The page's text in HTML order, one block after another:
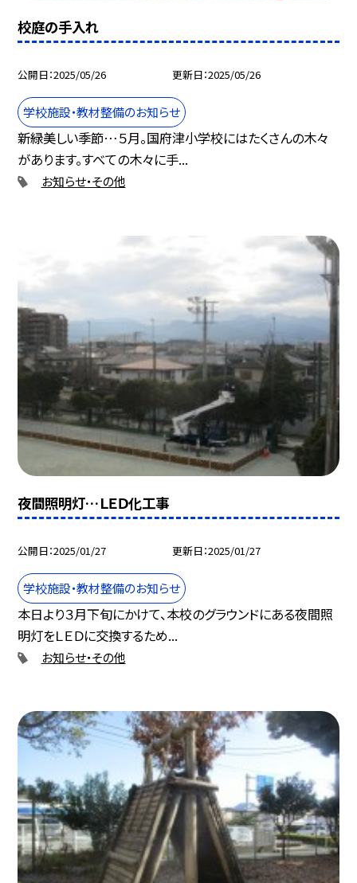
校庭の手入れ
公開日 2025/05/26 更新日 2025/05/26
学校施設・教材整備のお知らせ
新緑美しい季節…５月。国府津小学校にはたくさんの木々
があります。すべての木々に手...
お知らせ・その他
夜間照明灯…ＬＥＤ化工事
公開日 2025/01/27 更新日 2025/01/27
学校施設・教材整備のお知らせ
本日より３月下旬にかけて、本校のグラウンドにある夜間照
明灯をＬＥＤに交換するため...
お知らせ・その他